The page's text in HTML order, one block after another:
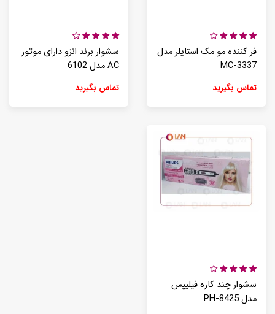
فر کننده مو مک استایلر مدل
MC-3337
تماس بگیرید
سشوار برند انزو دارای موتور
AC مدل 6102
تماس بگیرید
سشوار چند کاره فیلیپس
مدل PH-8425